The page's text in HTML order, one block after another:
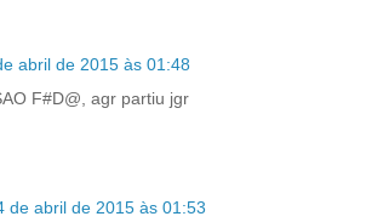
abril de 2015 às 01:48
F#D@, agr partiu jgr
de abril de 2015 às 01:53